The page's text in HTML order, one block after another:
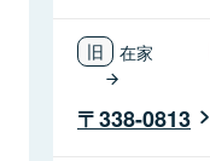
在家
338-0813